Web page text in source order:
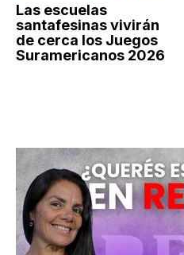
Las escuelas
santafesinas vivirán
de cerca los Juegos
Suramericanos 2026